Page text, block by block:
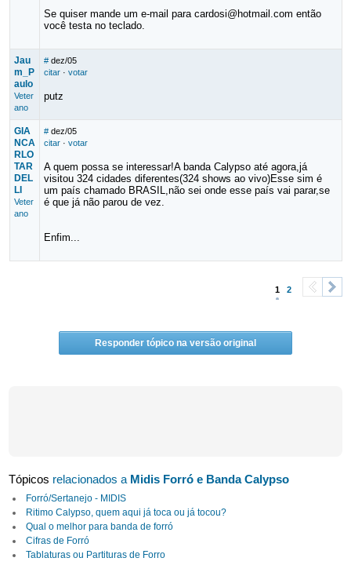
Se quiser mande um e-mail para cardosi@hotmail.com então
você testa no teclado.
Jau
m_P
aulo
Veter
ano
# dez/05
citar· votar
putz
GIA
NCA
RLO
TAR
DEL
LI
Veter
ano
# dez/05
citar· votar
A quem possa se interessar!A banda Calypso até agora,já
visitou 324 cidades diferentes(324 shows ao vivo)Esse sim é
um país chamado BRASIL,não sei onde esse país vai parar,se
é que já não parou de vez.
Enfim...
1 2
Responder tópico na versão original
Tópicos relacionados a Midis Forró e Banda Calypso
Forró/Sertanejo - MIDIS
Ritimo Calypso, quem aqui já toca ou já tocou?
Qual o melhor para banda de forró
Cifras de Forró
Tablaturas ou Partituras de Forro